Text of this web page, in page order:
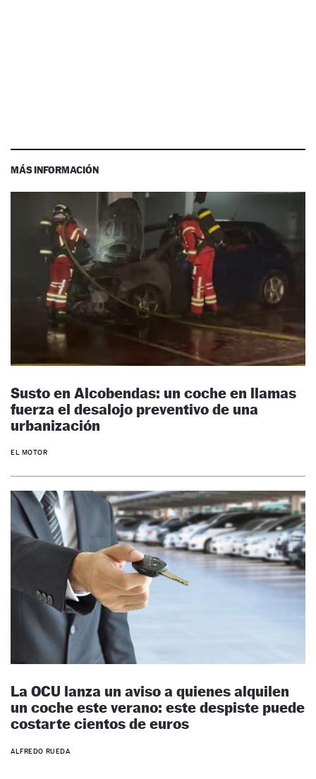
MÁS INFORMACIÓN
Susto en Alcobendas: un coche en llamas
fuerza el desalojo preventivo de una
urbanización
EL MOTOR
La OCU lanza un aviso a quienes alquilen
un coche este verano: este despiste puede
costarte cientos de euros
ALFREDO RUEDA